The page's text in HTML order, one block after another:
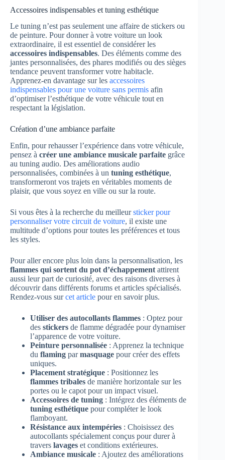
Accessoires indispensables et tuning esthétique
Le tuning n’est pas seulement une affaire de stickers ou
de peinture. Pour donner à votre voiture un look
extraordinaire, il est essentiel de considérer les
accessoires indispensables. Des éléments comme des
jantes personnalisées, des phares modifiés ou des sièges
tendance peuvent transformer votre habitacle.
Apprenez-en davantage sur les accessoires
indispensables pour une voiture sans permis afin
d’optimiser l’esthétique de votre véhicule tout en
respectant la législation.
Création d’une ambiance parfaite
Enfin, pour rehausser l’expérience dans votre véhicule,
pensez à créer une ambiance musicale parfaite grâce
au tuning audio. Des améliorations audio
personnalisées, combinées à un tuning esthétique,
transformeront vos trajets en véritables moments de
plaisir, que vous soyez en ville ou sur la route.
Si vous êtes à la recherche du meilleursticker pour
personnaliser votre circuit de voiture, il existe une
multitude d’options pour toutes les préférences et tous
les styles.
Pour aller encore plus loin dans la personnalisation, les
flammes qui sortent du pot d’échappement attirent
aussi leur part de curiosité, avec des raisons diverses à
découvrir dans différents forums et articles spécialisés.
Rendez-vous surcet article pour en savoir plus.
Utiliser des autocollants flammes : Optez pour
des stickers de flamme dégradée pour dynamiser
l’apparence de votre voiture.
Peinture personnalisée : Apprenez la technique
du flaming parmasquage pour créer des effets
uniques.
Placement stratégique : Positionnez les
flammes tribales de manière horizontale sur les
portes ou le capot pour un impact visuel.
Accessoires de tuning : Intégrez des éléments de
tuning esthétique pour compléter le look
flamboyant.
Résistance aux intempéries : Choisissez des
autocollants spécialement conçus pour durer à
travers lavages et conditions extérieures.
Ambiance musicale : Ajoutez des améliorations